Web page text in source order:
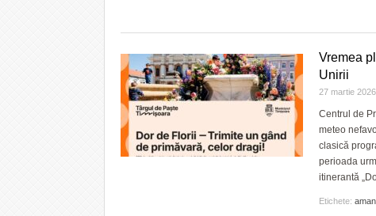
Vremea
Unirii
27 martie 2026
Centrul de
meteo
clasică
perioada
itinerantă
Etichete: